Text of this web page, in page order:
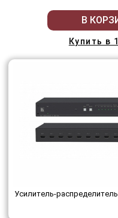
В
Купить в
Усилитель-